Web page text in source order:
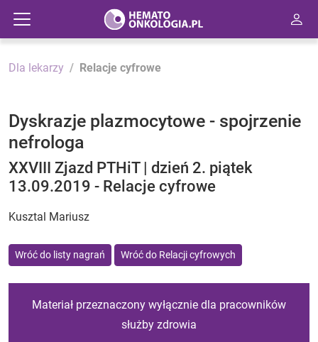
Dla lekarzy Relacje cyfrowe
Dyskrazje plazmocytowe - spojrzenie
nefrologa
XXVIII Zjazd PTHiT | dzień 2. piątek
13.09.2019 - Relacje cyfrowe
Kusztal Mariusz
Wróć do listy nagrań Wróć do Relacji cyfrowych
Materiał przeznaczony wyłącznie dla pracowników
służby zdrowia